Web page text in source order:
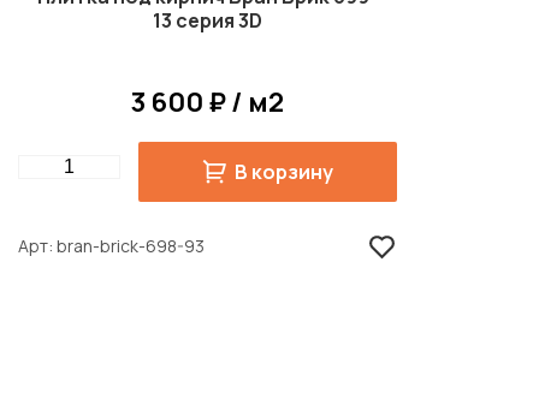
13 серия 3D
3 600 ₽ / м2
Quantity В корзину
Арт bran-brick-698-93